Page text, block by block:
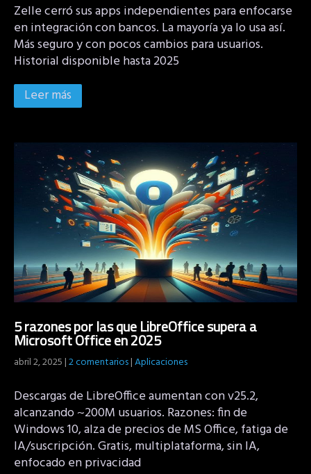
Zelle cerró sus apps independientes para enfocarse
en integración con bancos. La mayoría ya lo usa así.
Más seguro y con pocos cambios para usuarios.
Historial disponible hasta 2025
Leer más
5 razones por las que LibreOffice supera a
Microsoft Office en 2025
abril 2, 2025|2 comentarios|Aplicaciones
Descargas de LibreOffice aumentan con v25.2,
alcanzando ~200M usuarios. Razones: fin de
Windows 10, alza de precios de MS Office, fatiga de
IA/suscripción. Gratis, multiplataforma, sin IA,
enfocado en privacidad